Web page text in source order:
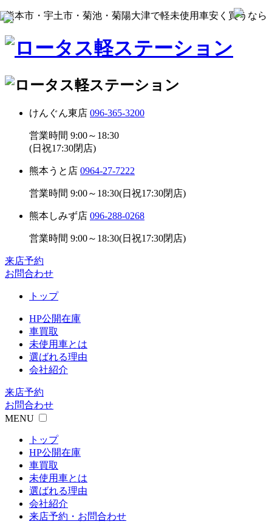
熊本市・宇土市・菊池・菊陽大津で軽未使用車安く買うなら
けんぐん東店 096-365-3200
営業時間 9:00～18:30
(日祝17:30閉店)
熊本うと店 0964-27-7222
営業時間 9:00～18:30(日祝17:30閉店)
熊本しみず店 096-288-0268
営業時間 9:00～18:30(日祝17:30閉店)
来店予約
お問合わせ
トップ
HP公開在庫
車買取
未使用車とは
選ばれる理由
会社紹介
来店予約
お問合わせ
MENU
トップ
HP公開在庫
車買取
未使用車とは
選ばれる理由
会社紹介
来店予約・お問合わせ